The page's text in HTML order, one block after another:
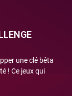
une clé bêta
! Ce jeux qui